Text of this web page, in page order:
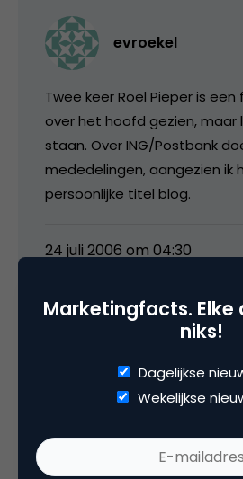
evroekel
Twee keer Roel Pieper is een
over het hoofd gezien, maar
staan. Over ING/Postbank
mededelingen, aangezien ik
persoonlijke titel blog.
24 juli 2006 om 04:30
Het 1 laat het ander onverlet.
24 juli 2006 om 04:33
Marketingfacts. Elke
niks!
Dagelijkse
Wekelijkse